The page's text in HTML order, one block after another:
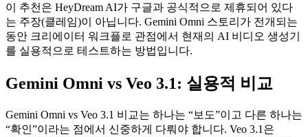
이 추천은 HeyDream AI가 구글과 공식적으로 제휴되어 있다
는 주장(클레임)이 아닙니다. Gemini Omni 스토리가 전개되는
동안 크리에이터 워크플로 관점에서 현재의 AI 비디오 생성기
를 실용적으로 테스트하는 방법입니다.
Gemini Omni vs Veo 3.1: 실용적 비교
Gemini Omni vs Veo 3.1 비교는 하나는 “보도”이고 다른 하나는
“확인”이라는 점에서 신중하게 다뤄야 합니다. Veo 3.1은